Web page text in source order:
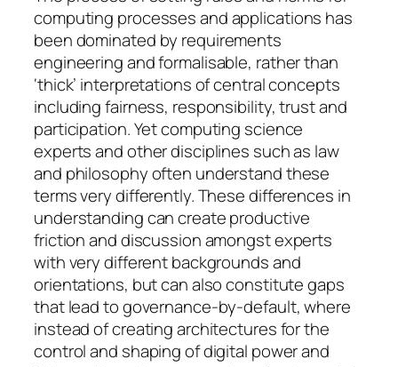
computing processes and applications has
been dominated by requirements
engineering and formalisable, rather than
‘thick’ interpretations of central concepts
including fairness, responsibility, trust and
participation. Yet computing science
experts and other disciplines such as law
and philosophy often understand these
terms very differently. These differences in
understanding can create productive
friction and discussion amongst experts
with very different backgrounds and
orientations, but can also constitute gaps
that lead to governance-by-default, where
instead of creating architectures for the
control and shaping of digital power and